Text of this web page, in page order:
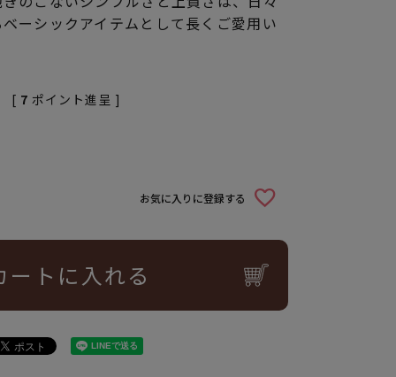
ーシックアイテムとして長くご愛用い
[ 7 ポイント進呈 ]
お気に入りに登録する
ートに入れる